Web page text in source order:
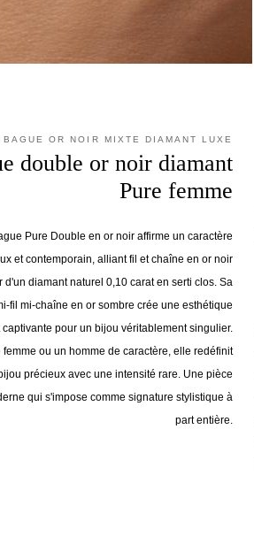
BAGUE OR NOIR MIXTE DIAMANT LUXE
double or noir diamant
Pure femme
Pure Double en or noir affirme un caractère
et contemporain, alliant fil et chaîne en or noir
d'un diamant naturel 0,10 carat en serti clos. Sa
fil mi-chaîne en or sombre crée une esthétique
pour un bijou véritablement singulier.
femme ou un homme de caractère, elle redéfinit
précieux avec une intensité rare. Une pièce
qui s'impose comme signature stylistique à
part entière.